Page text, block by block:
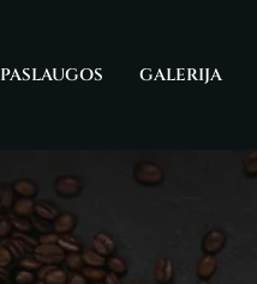
PASLAUGOS GALERIJA